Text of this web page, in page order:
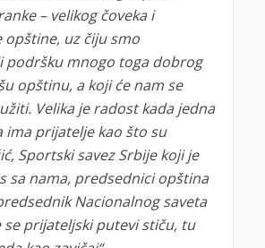
– velikog čoveka i
opštine, uz čiju smo
podršku mnogo toga dobrog
opštinu, a koji će nam se
Velika je radost kada jedna
ima prijatelje kao što su
Sportski savez Srbije koji je
sa nama, predsednici opština
Nacionalnog saveta
se prijateljski putevi stiču, tu